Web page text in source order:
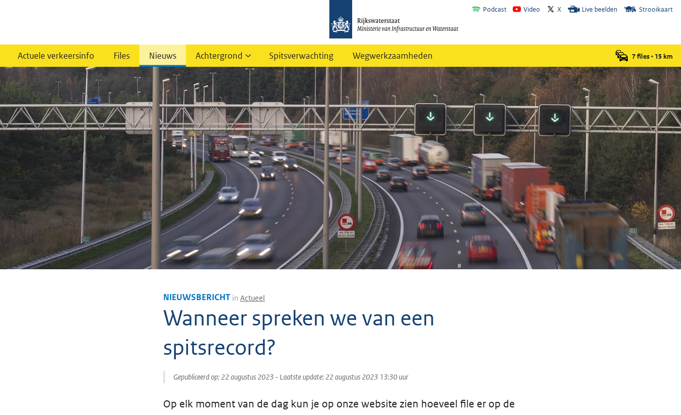
Podcast Video X Live beelden Strooikaart
Actuele verkeersinfo Files Nieuws Achtergrond Spitsverwachting Wegwerkzaamheden 7 files• 15 km
NIEUWSBERICHT in Actueel
Wanneer spreken we van een
spitsrecord?
Gepubliceerd op: 22 augustus 2023 - Laatste update: 22 augustus 2023 13:30 uur
Op elk moment van de dag kun je op onze website zien hoeveel file er op de